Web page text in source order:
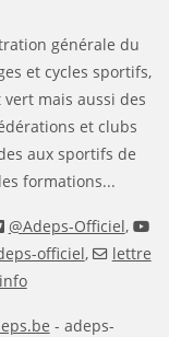
générale du
et cycles sportifs,
mais aussi des
et clubs
aux sportifs de
formations...
@Adeps-Officiel,
officiel,
lettre
- adeps-